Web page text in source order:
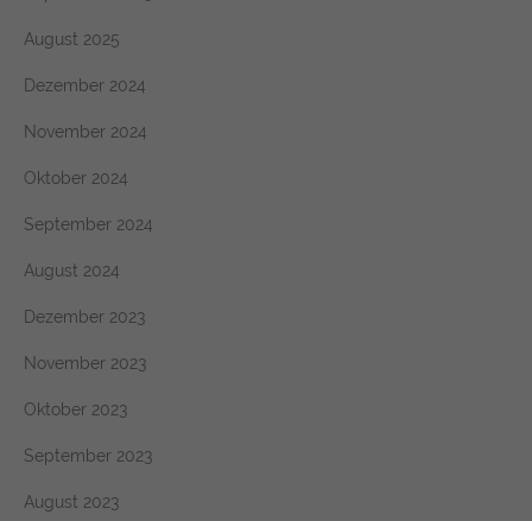
August 2025
Dezember 2024
November 2024
Oktober 2024
September 2024
August 2024
Dezember 2023
November 2023
Oktober 2023
September 2023
August 2023